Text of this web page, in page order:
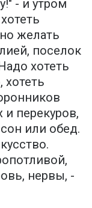
- и утром
желать
поселок
хотеть
хотеть
перекуров,
или обед.
нервы, -